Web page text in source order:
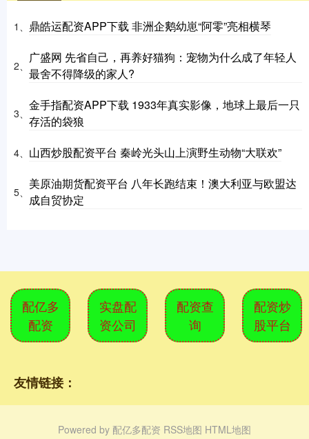
1、 鼎皓运配资APP下载 非洲企鹅幼崽“阿零”亮相横琴
2、
广盛网 先省自己，再养好猫狗：宠物为什么成了年轻人
最舍不得降级的家人?
3、
金手指配资APP下载 1933年真实影像，地球上最后一只
存活的袋狼
4、 山西炒股配资平台 秦岭光头山上演野生动物“大联欢”
5、
美原油期货配资平台 八年长跑结束！澳大利亚与欧盟达
成自贸协定
配亿多
配资
实盘配
资公司
配资查
询
配资炒
股平台
友情链接：
Powered by 配亿多配资 RSS地图 HTML地图